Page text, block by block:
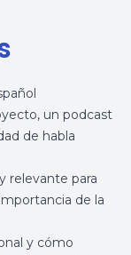
un podcast
de habla
relevante para
de la
y cómo